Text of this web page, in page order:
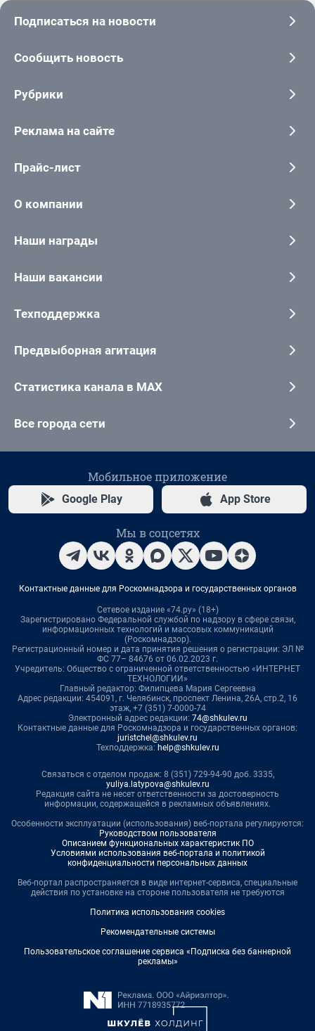
Подписаться на новости
Сообщить новость
Рубрики
Реклама на сайте
Прайс-лист
О компании
Наши награды
Наши вакансии
Техподдержка
Предвыборная агитация
Статистика канала в MAX
Все города сети
Мобильное приложение
Google Play App Store
Мы в соцсетях
Контактные данные для Роскомнадзора и государственных органов
Сетевое издание «74.ру» (18+)
Зарегистрировано Федеральной службой по надзору в сфере связи,
информационных технологий и массовых коммуникаций
(Роскомнадзор).
Регистрационный номер и дата принятия решения о регистрации: ЭЛ №
ФС 77– 84676 от 06.02.2023 г.
Учредитель: Общество с ограниченной ответственностью «ИНТЕРНЕТ
ТЕХНОЛОГИИ»
Главный редактор: Филипцева Мария Сергеевна
Адрес редакции: 454091, г. Челябинск, проспект Ленина, 26А, стр.2, 16
этаж, +7 (351) 7-0000-74
Электронный адрес редакции: 74@shkulev.ru
Контактные данные для Роскомнадзора и государственных органов:
juristchel@shkulev.ru
Техподдержка: help@shkulev.ru
Связаться с отделом продаж: 8 (351) 729-94-90 доб. 3335,
yuliya.latypova@shkulev.ru
Редакция сайта не несет ответственности за достоверность
информации, содержащейся в рекламных объявлениях.
Особенности эксплуатации (использования) веб-портала регулируются:
Руководством пользователя
Описанием функциональных характеристик ПО
Условиями использования веб-портала и политикой
конфиденциальности персональных данных
Веб-портал распространяется в виде интернет-сервиса, специальные
действия по установке на стороне пользователя не требуются
Политика использования cookies
Рекомендательные системы
Пользовательское соглашение сервиса «Подписка без баннерной
рекламы»